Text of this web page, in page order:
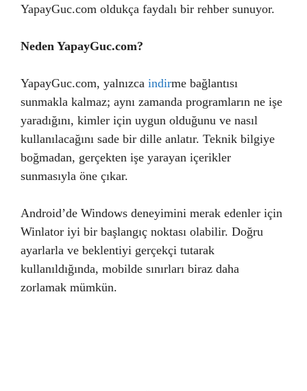
YapayGuc.com oldukça faydalı bir rehber sunuyor.
Neden YapayGuc.com?
YapayGuc.com, yalnızca indirme bağlantısı
sunmakla kalmaz; aynı zamanda programların ne işe
yaradığını, kimler için uygun olduğunu ve nasıl
kullanılacağını sade bir dille anlatır. Teknik bilgiye
boğmadan, gerçekten işe yarayan içerikler
sunmasıyla öne çıkar.
Android’de Windows deneyimini merak edenler için
Winlator iyi bir başlangıç noktası olabilir. Doğru
ayarlarla ve beklentiyi gerçekçi tutarak
kullanıldığında, mobilde sınırları biraz daha
zorlamak mümkün.